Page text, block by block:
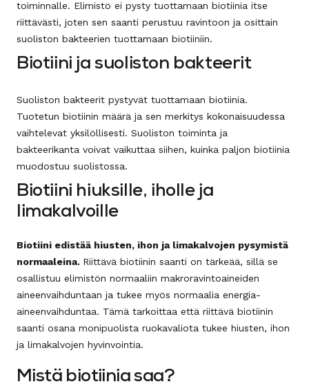
toiminnalle. Elimistö ei pysty tuottamaan biotiinia itse
riittävästi, joten sen saanti perustuu ravintoon ja osittain
suoliston bakteerien tuottamaan biotiiniin.
Biotiini ja suoliston bakteerit
Suoliston bakteerit pystyvät tuottamaan biotiinia.
Tuotetun biotiinin määrä ja sen merkitys kokonaisuudessa
vaihtelevat yksilöllisesti. Suoliston toiminta ja
bakteerikanta voivat vaikuttaa siihen, kuinka paljon biotiinia
muodostuu suolistossa.
Biotiini hiuksille, iholle ja
limakalvoille
Biotiini edistää hiusten, ihon ja limakalvojen pysymistä
normaaleina. Riittävä biotiinin saanti on tärkeää, sillä se
osallistuu elimistön normaaliin makroravintoaineiden
aineenvaihduntaan ja tukee myös normaalia energia-
aineenvaihduntaa. Tämä tarkoittaa että riittävä biotiinin
saanti osana monipuolista ruokavaliota tukee hiusten, ihon
ja limakalvojen hyvinvointia.
Mistä biotiinia saa?